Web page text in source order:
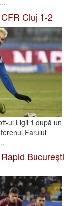
Cluj 1-2
ul Ligii 1 după un
Farului
Bucureşti